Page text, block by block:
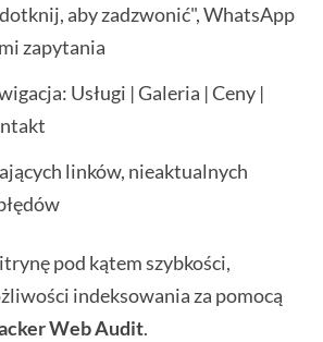
aby zadzwonić", WhatsApp
zapytania
Usługi | Galeria | Ceny |
linków, nieaktualnych
pod kątem szybkości,
indeksowania za pomocą
Web Audit.